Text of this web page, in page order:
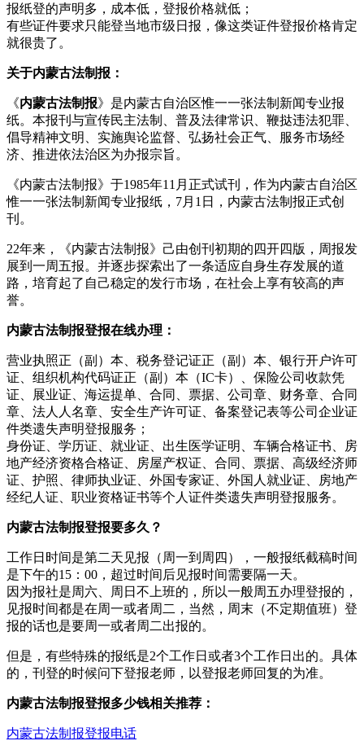
报纸登的声明多，成本低，登报价格就低；
有些证件要求只能登当地市级日报，像这类证件登报价格肯定
就很贵了。
关于内蒙古法制报：
《内蒙古法制报》是内蒙古自治区惟一一张法制新闻专业报
纸。本报刊与宣传民主法制、普及法律常识、鞭挞违法犯罪、
倡导精神文明、实施舆论监督、弘扬社会正气、服务市场经
济、推进依法治区为办报宗旨。
《内蒙古法制报》于1985年11月正式试刊，作为内蒙古自治区
惟一一张法制新闻专业报纸，7月1日，内蒙古法制报正式创
刊。
22年来，《内蒙古法制报》己由创刊初期的四开四版，周报发
展到一周五报。并逐步探索出了一条适应自身生存发展的道
路，培育起了自己稳定的发行市场，在社会上享有较高的声
誉。
内蒙古法制报登报在线办理：
营业执照正（副）本、税务登记证正（副）本、银行开户许可
证、组织机构代码证正（副）本（IC卡）、保险公司收款凭
证、展业证、海运提单、合同、票据、公司章、财务章、合同
章、法人人名章、安全生产许可证、备案登记表等公司企业证
件类遗失声明登报服务；
身份证、学历证、就业证、出生医学证明、车辆合格证书、房
地产经济资格合格证、房屋产权证、合同、票据、高级经济师
证、护照、律师执业证、外国专家证、外国人就业证、房地产
经纪人证、职业资格证书等个人证件类遗失声明登报服务。
内蒙古法制报登报要多久？
工作日时间是第二天见报（周一到周四），一般报纸截稿时间
是下午的15：00，超过时间后见报时间需要隔一天。
因为报社是周六、周日不上班的，所以一般周五办理登报的，
见报时间都是在周一或者周二，当然，周末（不定期值班）登
报的话也是要周一或者周二出报的。
但是，有些特殊的报纸是2个工作日或者3个工作日出的。具体
的，刊登的时候问下登报老师，以登报老师回复的为准。
内蒙古法制报登报多少钱相关推荐：
内蒙古法制报登报电话